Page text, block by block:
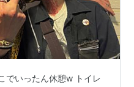
でいったん休憩w トイレ